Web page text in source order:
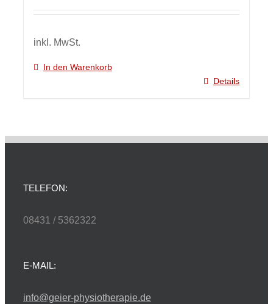
inkl. MwSt.
In den Warenkorb
Details
TELEFON:
08431 / 5362322
E-MAIL:
info@geier-physiotherapie.de